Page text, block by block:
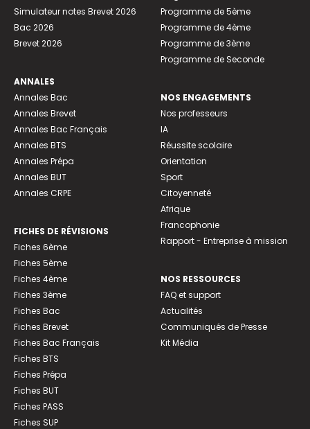
Simulateur notes Brevet 2026
Bac 2026
Brevet 2026
ANNALES
Annales Bac
Annales Brevet
Annales Bac Français
Annales BTS
Annales Prépa
Annales BUT
Annales CRPE
FICHES DE RÉVISIONS
Fiches 6ème
Fiches 5ème
Fiches 4ème
Fiches 3ème
Fiches Bac
Fiches Brevet
Fiches Bac Français
Fiches BTS
Fiches Prépa
Fiches BUT
Fiches PASS
Fiches SUP
Programme de 5ème
Programme de 4ème
Programme de 3ème
Programme de Seconde
NOS ENGAGEMENTS
Nos professeurs
IA
Réussite scolaire
Orientation
Sport
Citoyenneté
Afrique
Francophonie
Rapport - Entreprise à mission
NOS RESSOURCES
FAQ et support
Actualités
Communiqués de Presse
Kit Média